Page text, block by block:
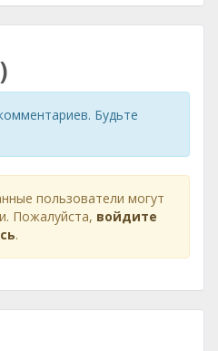
Будьте
пользователи могут
Пожалуйста, войдите
.